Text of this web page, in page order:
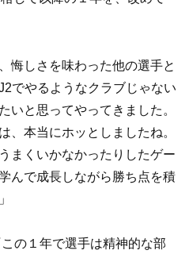
悔しさを味わった他の選手と
でやるようなクラブじゃない
いと思ってやってきました。
、本当にホッとしましたね。
まくいかなかったりしたゲー
んで成長しながら勝ち点を積
の１年で選手は精神的な部